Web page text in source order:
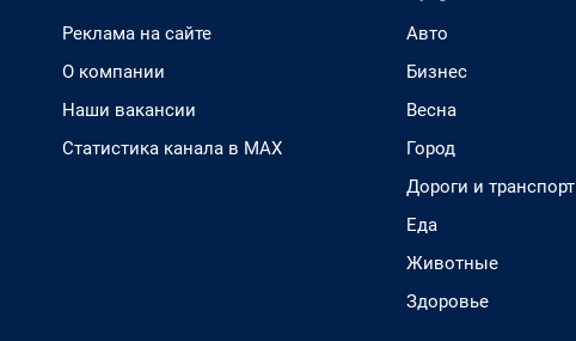
Реклама на сайте
О компании
Наши вакансии
Статистика канала в MAX
Авто
Бизнес
Весна
Город
Дороги и транспорт
Еда
Животные
Здоровье